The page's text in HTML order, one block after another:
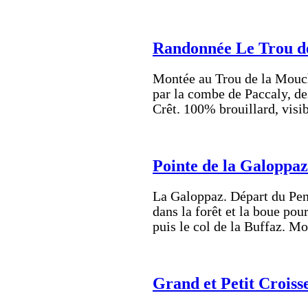
Randonnée Le Trou
Montée au Trou de la
par la combe de Paccaly,
Crêt. 100% brouillard,
Pointe de la Galoppaz
La Galoppaz. Départ du
dans la forêt et la boue
puis le col de la Buffaz.
Grand et Petit